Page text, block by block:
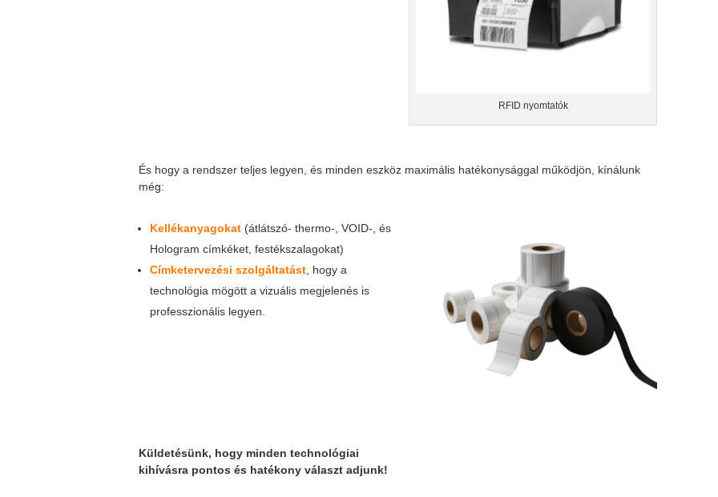
RFID nyomtatók
És hogy a rendszer teljes legyen, és minden eszköz maximális hatékonysággal működjön, kínálunk
még:
Kellékanyagokat (átlátszó- thermo-, VOID-, és
Hologram címkéket, festékszalagokat)
Címketervezési szolgáltatást , hogy a
technológia mögött a vizuális megjelenés is
professzionális legyen.
Küldetésünk, hogy minden technológiai
kihívásra pontos és hatékony választ adjunk!